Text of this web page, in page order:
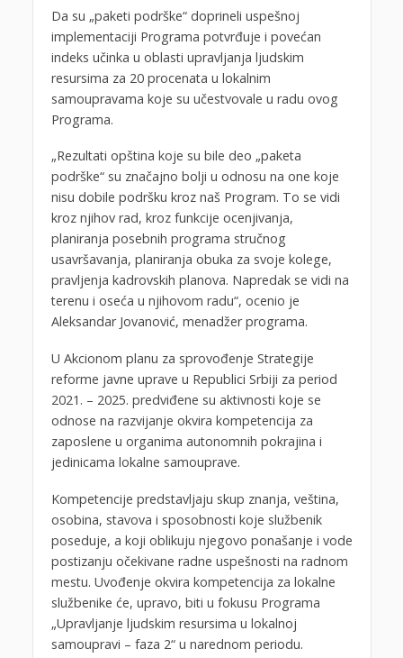
Da su „paketi podrške“ doprineli uspešnoj
implementaciji Programa potvrđuje i povećan
indeks učinka u oblasti upravljanja ljudskim
resursima za 20 procenata u lokalnim
samoupravama koje su učestvovale u radu ovog
Programa.
„Rezultati opština koje su bile deo „paketa
podrške“ su značajno bolji u odnosu na one koje
nisu dobile podršku kroz naš Program. To se vidi
kroz njihov rad, kroz funkcije ocenjivanja,
planiranja posebnih programa stručnog
usavršavanja, planiranja obuka za svoje kolege,
pravljenja kadrovskih planova. Napredak se vidi na
terenu i oseća u njihovom radu“, ocenio je
Aleksandar Jovanović, menadžer programa.
U Akcionom planu za sprovođenje Strategije
reforme javne uprave u Republici Srbiji za period
2021. – 2025. predviđene su aktivnosti koje se
odnose na razvijanje okvira kompetencija za
zaposlene u organima autonomnih pokrajina i
jedinicama lokalne samouprave.
Kompetencije predstavljaju skup znanja, veština,
osobina, stavova i sposobnosti koje službenik
poseduje, a koji oblikuju njegovo ponašanje i vode
postizanju očekivane radne uspešnosti na radnom
mestu. Uvođenje okvira kompetencija za lokalne
službenike će, upravo, biti u fokusu Programa
„Upravljanje ljudskim resursima u lokalnoj
samoupravi – faza 2“ u narednom periodu.